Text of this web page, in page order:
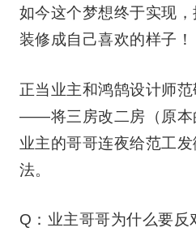
如今这个梦想终于实现
装修成自己喜欢的样子！
正当业主和鸿鹄设计师
——将三房改二房（原本
业主的哥哥连夜给范工
法。
Q：业主哥哥为什么要反